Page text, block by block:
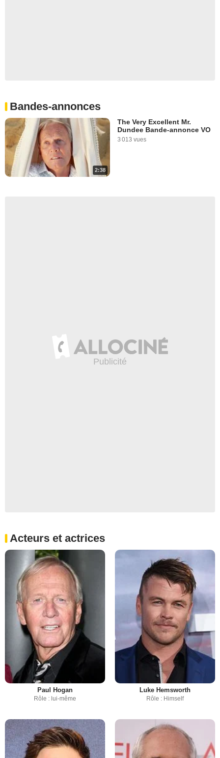
Bandes-annonces
2:38
The Very Excellent Mr.
Dundee Bande-annonce VO
3 013 vues
Acteurs et actrices
Paul Hogan
Rôle : lui-même
Luke Hemsworth
Rôle : Himself